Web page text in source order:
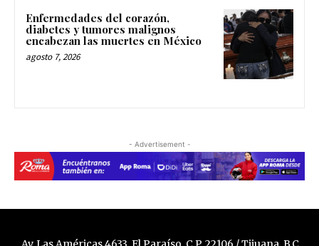
Enfermedades del corazón,
diabetes y tumores malignos
encabezan las muertes en México
agosto 7, 2026
- Advertisement -